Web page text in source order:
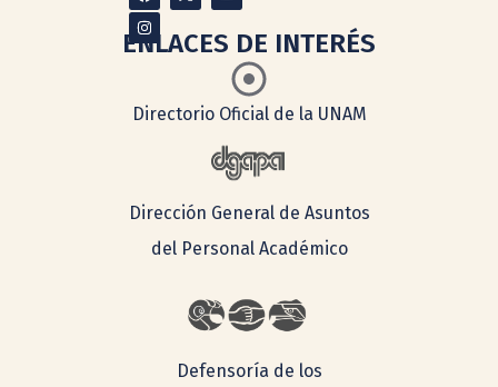
ENLACES DE INTERÉS
Directorio Oficial de la UNAM
Dirección General de Asuntos
del Personal Académico
Defensoría de los